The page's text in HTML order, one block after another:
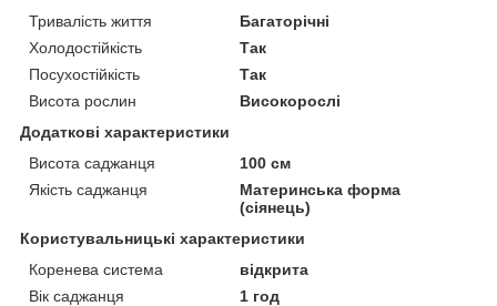
Тривалість життя
Багаторічні
Холодостійкість
Так
Посухостійкість
Так
Висота рослин
Високорослі
Додаткові характеристики
Висота саджанця
100 см
Якість саджанця
Материнська форма
(сіянець)
Користувальницькі характеристики
Коренева система
відкрита
Вік саджанця
1 год